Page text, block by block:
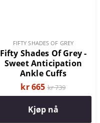
FIFTY SHADES OF GREY
Fifty Shades Of Grey -
Sweet Anticipation
Ankle Cuffs
kr 665 kr 739
Kjøp nå